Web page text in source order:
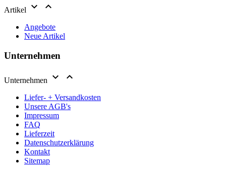
Artikel  
Angebote
Neue Artikel
Unternehmen
Unternehmen  
Liefer- + Versandkosten
Unsere AGB's
Impressum
FAQ
Lieferzeit
Datenschutzerklärung
Kontakt
Sitemap